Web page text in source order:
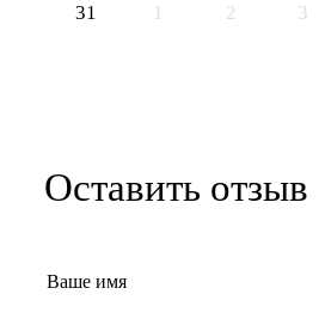
31
1 2 3
Оставить отзыв